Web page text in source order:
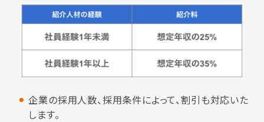
企業の採用人数、採用条件によって、割引も対応いた
します。